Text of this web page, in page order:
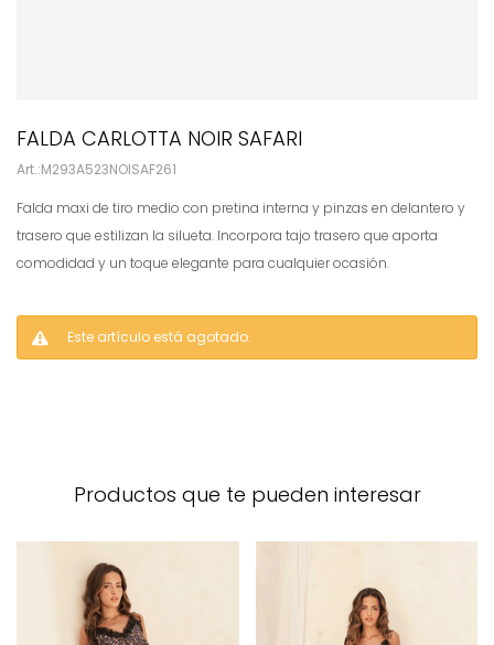
FALDA CARLOTTA NOIR SAFARI
M293A523NOISAF261
Falda maxi de tiro medio con pretina interna y pinzas en delantero y
trasero que estilizan la silueta. Incorpora tajo trasero que aporta
comodidad y un toque elegante para cualquier ocasión.
Este artículo está agotado.
Productos que te pueden interesar